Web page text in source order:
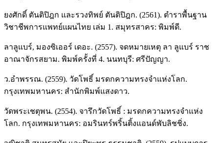
ยงศักดิ์ ตันติปิฎก และรวงทิพย์ ตันติปิฎก. (2561). ตำราพื้นฐาน
วิชาชีพการแพทย์แผนไทย เล่ม 1. สมุทรสาคร: พิมพ์ดี.
ลาลูแบร์, มองซิเออร์ เดอะ. (2557). จดหมายเหตุ ลา ลูแบร์ ราช
อาณาจักรสยาม. พิมพ์ครั้งที่ 4. นนทบุรี: ศรีปัญญา.
ว.อำพรรณ. (2559). วัดโพธิ์ มรดกความทรงจำแห่งโลก.
กรุงเทพมหานคร: สำนักพิมพ์แสงดาว.
วัดพระเชตุพน. (2554). จารึกวัดโพธิ์ : มรดกความทรงจำแห่ง
โลก. กรุงเทพมหานคร: อมรินทร์พริ้นติ้งแอนด์พับลิชชิ่ง.